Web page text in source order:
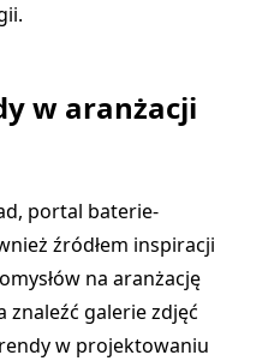
w aranżacji
portal baterie-
źródłem inspiracji
na aranżację
znaleźć galerie zdjęć
w projektowaniu